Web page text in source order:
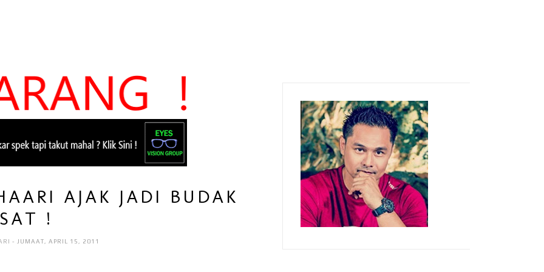
AJAK JADI BUDAK
!
- JUMAAT, APRIL 15, 2011